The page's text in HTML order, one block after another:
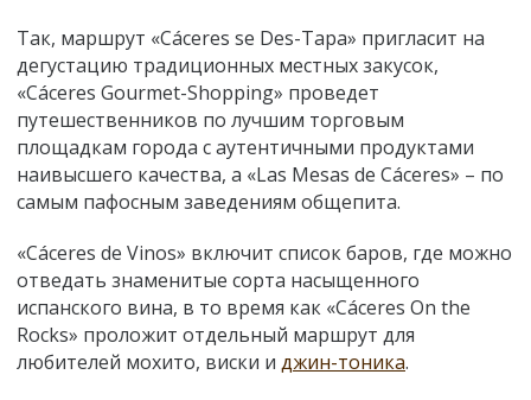
Так, маршрут «Cáceres se Des-Tapa» пригласит на
дегустацию традиционных местных закусок,
«Cáceres Gourmet-Shopping» проведет
путешественников по лучшим торговым
площадкам города с аутентичными продуктами
наивысшего качества, а «Las Mesas de Cáceres» – по
самым пафосным заведениям общепита.
«Cáceres de Vinos» включит список баров, где можно
отведать знаменитые сорта насыщенного
испанского вина, в то время как «Cáceres On the
Rocks» проложит отдельный маршрут для
любителей мохито, виски и джин-тоника.